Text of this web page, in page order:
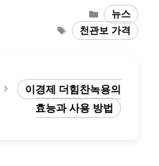
Categories
뉴스
Tags천관보 가격
이경제 더힘찬녹용의
효능과 사용 방법